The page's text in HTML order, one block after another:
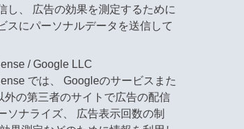
し、 広告の効果を測定するために
スにパーソナルデータを送信して
/ Google LLC
では、 Googleのサービスまた
外の第三者のサイトで広告の配信
ソナライズ、 広告表示回数の制